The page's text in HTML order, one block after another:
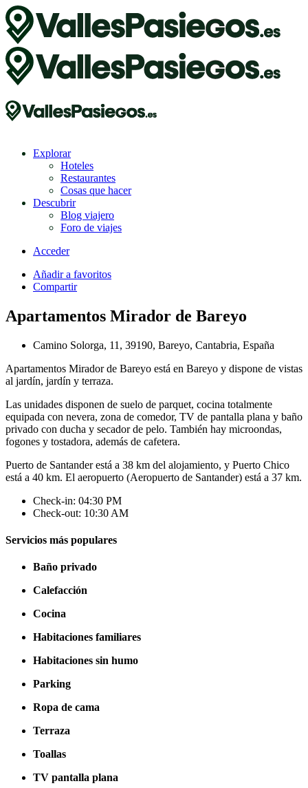
Explorar
Hoteles
Restaurantes
Cosas que hacer
Descubrir
Blog viajero
Foro de viajes
Acceder
Añadir a favoritos
Compartir
Apartamentos Mirador de Bareyo
Camino Solorga, 11, 39190, Bareyo, Cantabria, España
Apartamentos Mirador de Bareyo está en Bareyo y dispone de vistas
al jardín, jardín y terraza.
Las unidades disponen de suelo de parquet, cocina totalmente
equipada con nevera, zona de comedor, TV de pantalla plana y baño
privado con ducha y secador de pelo. También hay microondas,
fogones y tostadora, además de cafetera.
Puerto de Santander está a 38 km del alojamiento, y Puerto Chico
está a 40 km. El aeropuerto (Aeropuerto de Santander) está a 37 km.
Check-in: 04:30 PM
Check-out: 10:30 AM
Servicios más populares
Baño privado
Calefacción
Cocina
Habitaciones familiares
Habitaciones sin humo
Parking
Ropa de cama
Terraza
Toallas
TV pantalla plana